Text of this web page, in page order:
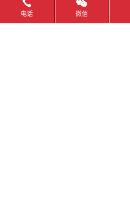
国际贸易：
售后服务:
电话 微信